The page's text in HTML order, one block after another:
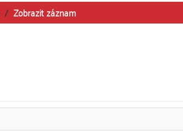
Zobrazit záznam